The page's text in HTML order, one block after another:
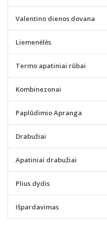
Valentino dienos dovana
Liemenėlės
Termo apatiniai rūbai
Kombinezonai
Paplūdimio Apranga
Drabužiai
Apatiniai drabužiai
Plius dydis
Išpardavimas